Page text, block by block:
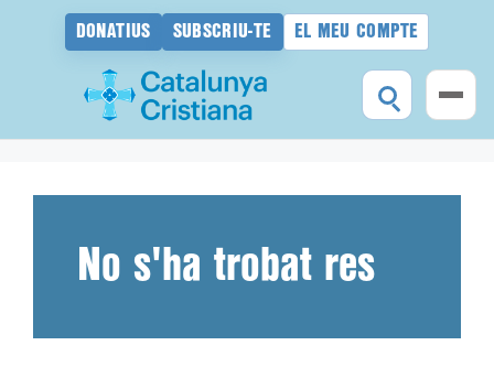
DONATIUS SUBSCRIU-TE EL MEU COMPTE
No s'ha trobat res